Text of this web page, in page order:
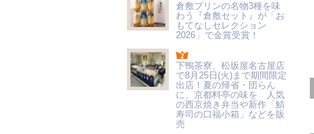
倉敷プリンの名物3種を味
わう『倉敷セット』が「お
もてなしセレクション
2026」で金賞受賞！
下鴨茶寮、松坂屋名古屋店
で8月25日(火)まで期間限定
出店！夏の帰省・団らん
に、京都料亭の味を 人気
の西京焼き弁当や新作「鯖
寿司の口福小箱」などを販
売